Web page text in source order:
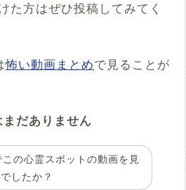
た方はぜひ投稿してみてく
怖い動画まとめで見ることが
まだありません
の心霊スポットの動画を見
したか？